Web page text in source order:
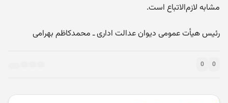
مشابه لازم‌الاتباع است.
رئیس هیأت عمومی دیوان عدالت اداری ـ محمدکاظم بهرامی
0
0